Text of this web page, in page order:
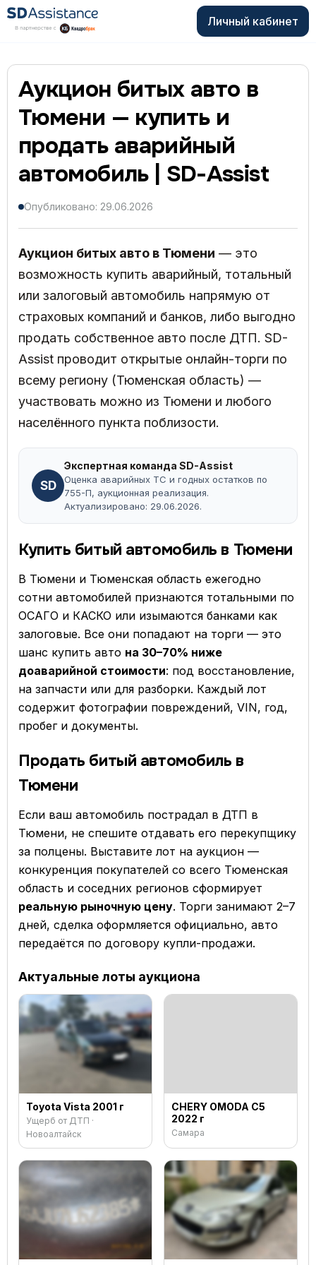
Личный кабинет
Аукцион битых авто в
Тюмени — купить и
продать аварийный
автомобиль | SD-Assist
Опубликовано: 29.06.2026
Аукцион битых авто в Тюмени — это
возможность купить аварийный, тотальный
или залоговый автомобиль напрямую от
страховых компаний и банков, либо выгодно
продать собственное авто после ДТП. SD-
Assist проводит открытые онлайн-торги по
всему региону (Тюменская область) —
участвовать можно из Тюмени и любого
населённого пункта поблизости.
SD
Экспертная команда SD-Assist
Оценка аварийных ТС и годных остатков по
755-П, аукционная реализация.
Актуализировано: 29.06.2026.
Купить битый автомобиль в Тюмени
В Тюмени и Тюменская область ежегодно
сотни автомобилей признаются тотальными по
ОСАГО и КАСКО или изымаются банками как
залоговые. Все они попадают на торги — это
шанс купить авто на 30–70% ниже
доаварийной стоимости: под восстановление,
на запчасти или для разборки. Каждый лот
содержит фотографии повреждений, VIN, год,
пробег и документы.
Продать битый автомобиль в
Тюмени
Если ваш автомобиль пострадал в ДТП в
Тюмени, не спешите отдавать его перекупщику
за полцены. Выставите лот на аукцион —
конкуренция покупателей со всего Тюменская
область и соседних регионов сформирует
реальную рыночную цену. Торги занимают 2–7
дней, сделка оформляется официально, авто
передаётся по договору купли-продажи.
Актуальные лоты аукциона
Toyota Vista 2001 г
Ущерб от ДТП ·
Новоалтайск
CHERY OMODA C5
2022 г
Самара